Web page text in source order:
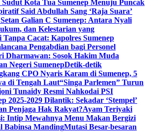
Kota Tua Sumenep Menuju Puncak
Said Abdullah Sang ‘Raja Suara’
Galian C Sumenep: Antara Nyali
dan Kelestarian yang
Tanpa Cacat: Kapolres Sumenep
Pengabdian bagi Personel
Dharmawan: Sosok Hakim Muda
Negeri SumenepDetik-detik
CPO Nyaris Karam di Sumenep, 5
di Tengah Laut“Singa Parlemen” Turun
Tunaidy Resmi Nahkodai PSI
2025-2029 Dilantik: Sekadar ‘Stempel’
Penjaga Hak Rakyat?Ayam Teriyaki
Intip Mewahnya Menu Makan Bergizi
Babinsa MandingMutasi Besar-besaran